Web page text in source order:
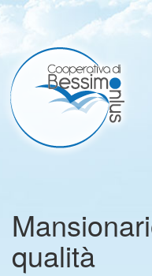
qualità